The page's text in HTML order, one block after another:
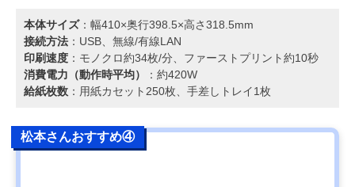
本体サイズ：幅410×奥行398.5×高さ318.5mm
接続方法 ：USB、無線/有線LAN
印刷速度 ：モノクロ約34枚/分、ファーストプリント約10秒
消費電力（動作時平均）
：約420W
給紙枚数 ：用紙カセット250枚、手差しトレイ1枚
松本さんおすすめ④